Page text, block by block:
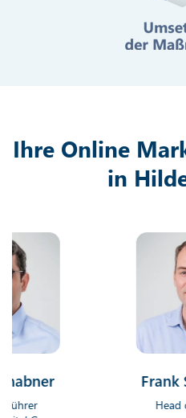
Digitale
Ihre Online
in
Frank
Head of